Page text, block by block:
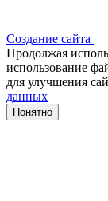
Создание сайта
Продолжая
использование
для улучшения
данных
Понятно